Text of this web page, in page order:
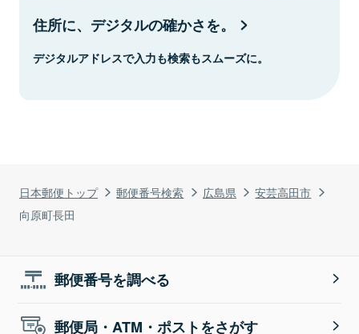
日本郵便トップ 郵便番号検索 広島県
安芸高田市
向原町長田
住所に、デジタルの確かさを。
デジタルアドレスで入力も検索もスムーズに。
郵便番号を調べる
郵便局・ATM・ポストをさがす